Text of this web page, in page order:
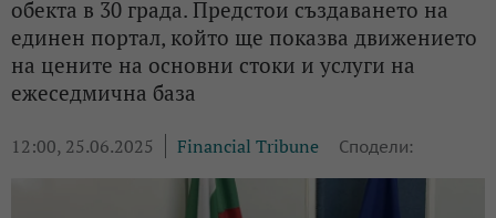
обекта в 30 града. Предстои създаването на
единен портал, който ще показва движението
на цените на основни стоки и услуги на
ежеседмична база
12:00, 25.06.2025 Financial Tribune Сподели: